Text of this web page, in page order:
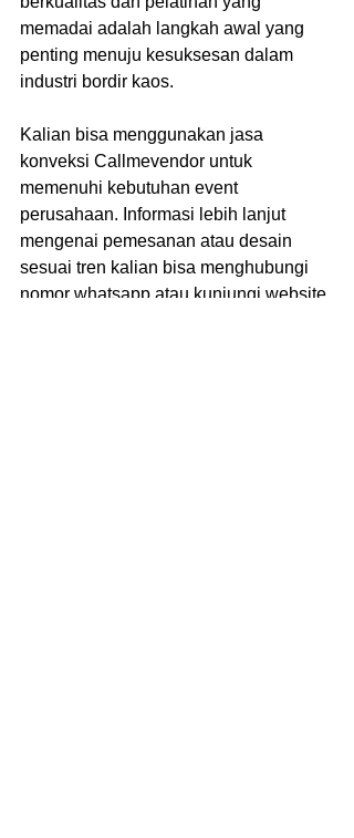
memadai adalah langkah awal yang
penting menuju kesuksesan dalam
industri bordir kaos.
Kalian bisa menggunakan jasa
konveksi Callmevendor untuk
memenuhi kebutuhan event
perusahaan. Informasi lebih lanjut
mengenai pemesanan atau desain
sesuai tren kalian bisa menghubungi
nomor whatsapp atau kunjungi website